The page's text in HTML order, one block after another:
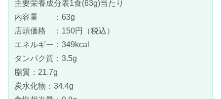
主要栄養成分表1食(63g)当たり
内容量 ：63g
店頭価格 ：150円（税込）
エネルギー：349kcal
タンパク質：3.5g
脂質：21.7g
炭水化物：34.4g